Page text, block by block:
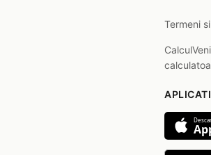
Termeni